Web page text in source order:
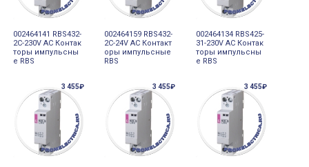
002464141 RBS432-
2C-230V AC Контак
торы импульсны
е RBS
002464159 RBS432-
2C-24V AC Контакт
оры импульсные
RBS
002464134 RBS425-
31-230V AC Контак
торы импульсны
е RBS
3 455₽ 3 455₽ 3 455₽